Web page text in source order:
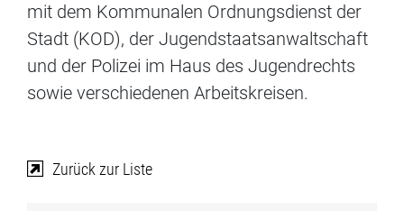
mit dem Kommunalen Ordnungsdienst der
Stadt (KOD), der Jugendstaatsanwaltschaft
und der Polizei im Haus des Jugendrechts
sowie verschiedenen Arbeitskreisen.
Zurück zur Liste